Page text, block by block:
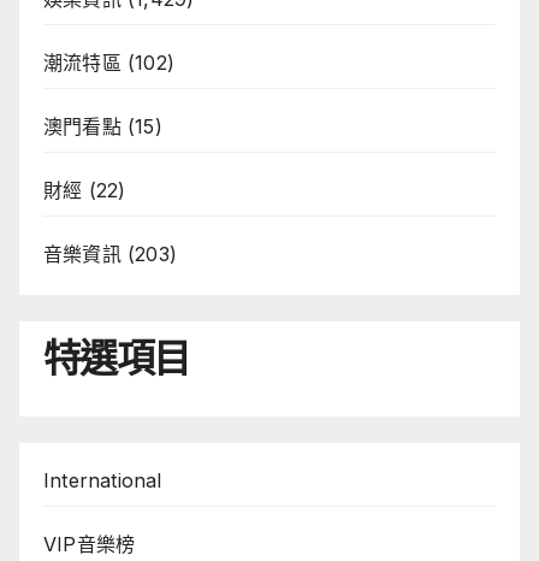
潮流特區 (102)
澳門看點(15)
財經 (22)
音樂資訊(203)
特選項目
International
VIP音樂榜